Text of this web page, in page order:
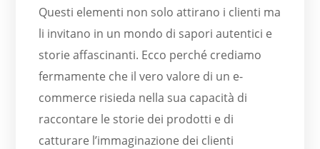
Questi elementi non solo attirano i clienti ma
li invitano in un mondo di sapori autentici e
storie affascinanti. Ecco perché crediamo
fermamente che il vero valore di un e-
commerce risieda nella sua capacità di
raccontare le storie dei prodotti e di
catturare l’immaginazione dei clienti